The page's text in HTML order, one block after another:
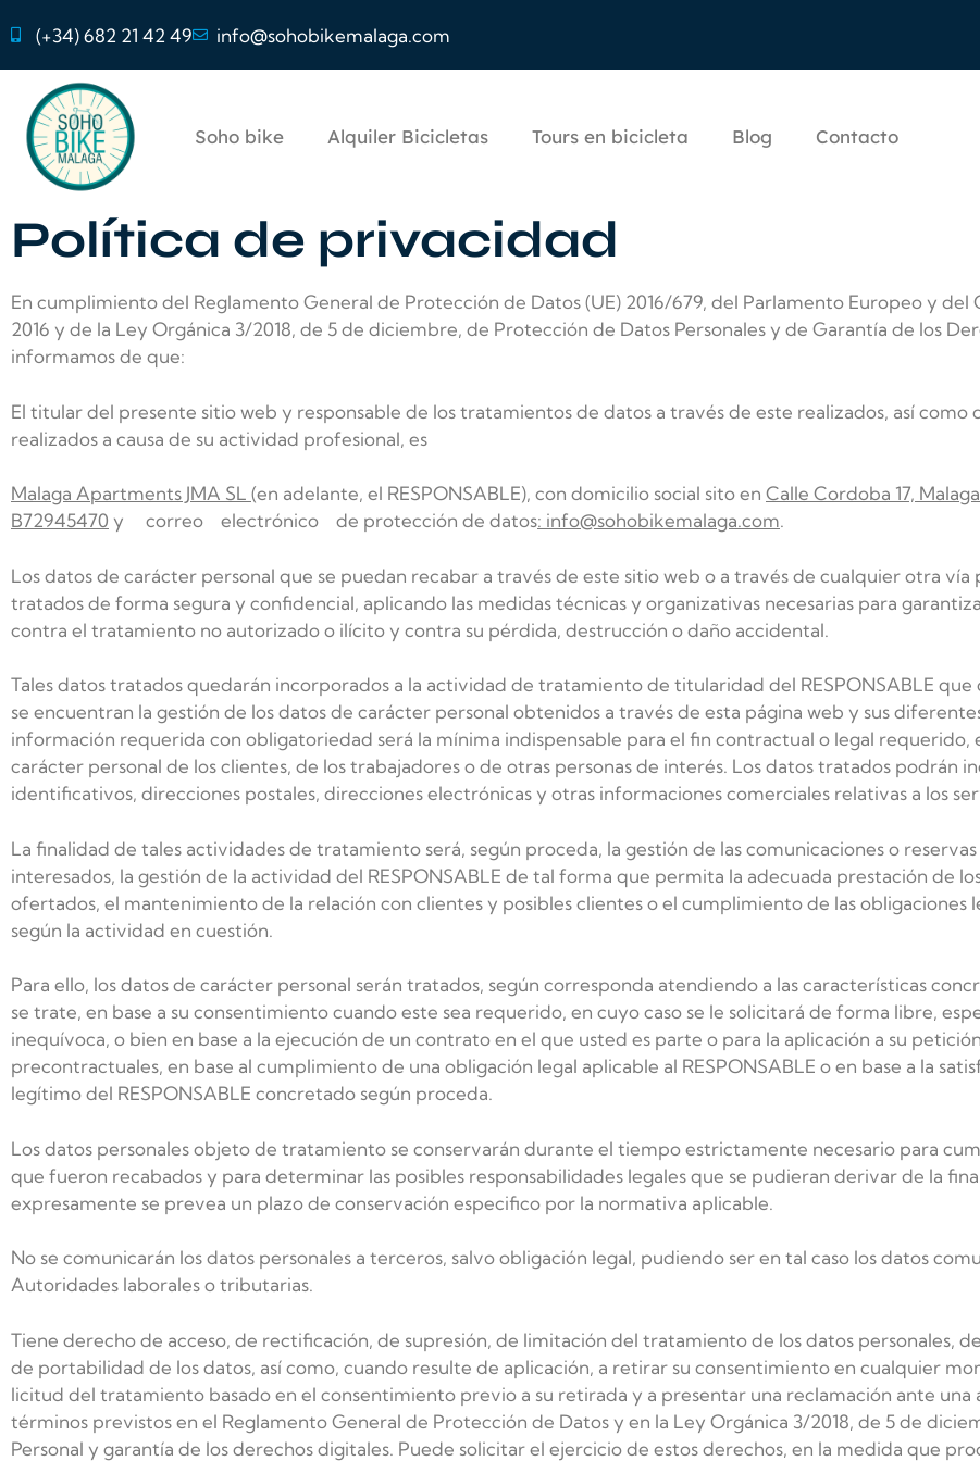
(+34) 682 21 42 49 info@sohobikemalaga.com
Soho bike Alquiler Bicicletas Tours en bicicleta Blog Contacto
Política de privacidad
En cumplimiento del Reglamento General de Protección de Datos (UE) 2016/679, del Parlamento Europeo y del
2016 y de la Ley Orgánica 3/2018, de 5 de diciembre, de Protección de Datos Personales y de Garantía de los
informamos de que:
El titular del presente sitio web y responsable de los tratamientos de datos a través de este realizados, así como
realizados a causa de su actividad profesional, es
Malaga Apartments JMA SL (en adelante, el RESPONSABLE), con domicilio social sito en Calle Cordoba 17,
B72945470 y correo electrónico de protección de datos: info@sohobikemalaga.com.
Los datos de carácter personal que se puedan recabar a través de este sitio web o a través de cualquier otra vía
tratados de forma segura y confidencial, aplicando las medidas técnicas y organizativas necesarias para
contra el tratamiento no autorizado o ilícito y contra su pérdida, destrucción o daño accidental.
Tales datos tratados quedarán incorporados a la actividad de tratamiento de titularidad del RESPONSABLE
se encuentran la gestión de los datos de carácter personal obtenidos a través de esta página web y sus
información requerida con obligatoriedad será la mínima indispensable para el fin contractual o legal requerido,
carácter personal de los clientes, de los trabajadores o de otras personas de interés. Los datos tratados podrán
identificativos, direcciones postales, direcciones electrónicas y otras informaciones comerciales relativas a los
La finalidad de tales actividades de tratamiento será, según proceda, la gestión de las comunicaciones o
interesados, la gestión de la actividad del RESPONSABLE de tal forma que permita la adecuada prestación de
ofertados, el mantenimiento de la relación con clientes y posibles clientes o el cumplimiento de las obligaciones
según la actividad en cuestión.
Para ello, los datos de carácter personal serán tratados, según corresponda atendiendo a las características
se trate, en base a su consentimiento cuando este sea requerido, en cuyo caso se le solicitará de forma libre,
inequívoca, o bien en base a la ejecución de un contrato en el que usted es parte o para la aplicación a su
precontractuales, en base al cumplimiento de una obligación legal aplicable al RESPONSABLE o en base a la
legítimo del RESPONSABLE concretado según proceda.
Los datos personales objeto de tratamiento se conservarán durante el tiempo estrictamente necesario para
que fueron recabados y para determinar las posibles responsabilidades legales que se pudieran derivar de la
expresamente se prevea un plazo de conservación especifico por la normativa aplicable.
No se comunicarán los datos personales a terceros, salvo obligación legal, pudiendo ser en tal caso los datos
Autoridades laborales o tributarias.
Tiene derecho de acceso, de rectificación, de supresión, de limitación del tratamiento de los datos personales,
de portabilidad de los datos, así como, cuando resulte de aplicación, a retirar su consentimiento en cualquier
licitud del tratamiento basado en el consentimiento previo a su retirada y a presentar una reclamación ante
términos previstos en el Reglamento General de Protección de Datos y en la Ley Orgánica 3/2018, de 5 de
Personal y garantía de los derechos digitales. Puede solicitar el ejercicio de estos derechos, en la medida que